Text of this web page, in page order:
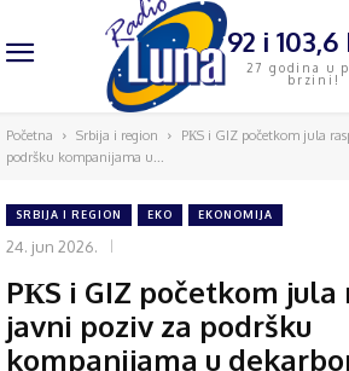
92 i
27 godina u
brzini!
Početna Srbija i region
PКS i GIZ početkom jula
podršku kompanijama u...
SRBIJA I REGION EKO EKONOMIJA
24. jun 2026.
PКS i GIZ početkom jula
javni poziv za podršku
kompanijama u